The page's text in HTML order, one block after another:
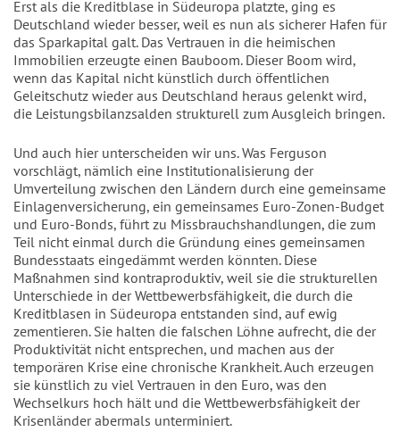
Erst als die Kreditblase in Südeuropa platzte, ging es
Deutschland wieder besser, weil es nun als sicherer Hafen für
das Sparkapital galt. Das Vertrauen in die heimischen
Immobilien erzeugte einen Bauboom. Dieser Boom wird,
wenn das Kapital nicht künstlich durch öffentlichen
Geleitschutz wieder aus Deutschland heraus gelenkt wird,
die Leistungsbilanzsalden strukturell zum Ausgleich bringen.
Und auch hier unterscheiden wir uns. Was Ferguson
vorschlägt, nämlich eine Institutionalisierung der
Umverteilung zwischen den Ländern durch eine gemeinsame
Einlagenversicherung, ein gemeinsames Euro-Zonen-Budget
und Euro-Bonds, führt zu Missbrauchshandlungen, die zum
Teil nicht einmal durch die Gründung eines gemeinsamen
Bundesstaats eingedämmt werden könnten. Diese
Maßnahmen sind kontraproduktiv, weil sie die strukturellen
Unterschiede in der Wettbewerbsfähigkeit, die durch die
Kreditblasen in Südeuropa entstanden sind, auf ewig
zementieren. Sie halten die falschen Löhne aufrecht, die der
Produktivität nicht entsprechen, und machen aus der
temporären Krise eine chronische Krankheit. Auch erzeugen
sie künstlich zu viel Vertrauen in den Euro, was den
Wechselkurs hoch hält und die Wettbewerbsfähigkeit der
Krisenländer abermals unterminiert.